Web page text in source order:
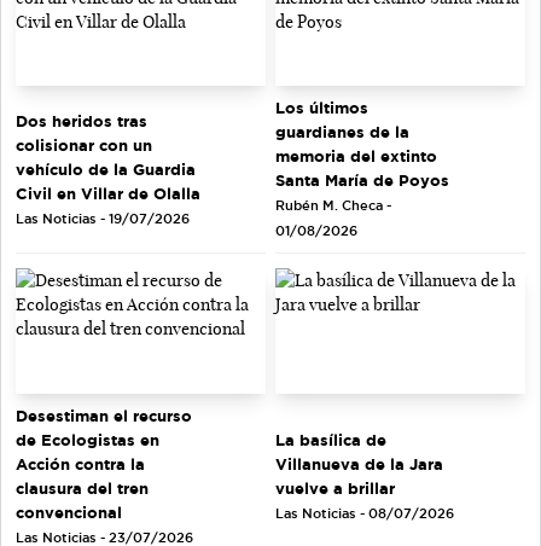
Dos heridos tras
colisionar con un
vehículo de la Guardia
Civil en Villar de Olalla
Las Noticias - 19/07/2026
Los últimos
guardianes de la
memoria del extinto
Santa María de Poyos
Rubén M. Checa -
01/08/2026
Desestiman el recurso
de Ecologistas en
Acción contra la
clausura del tren
convencional
Las Noticias - 23/07/2026
La basílica de
Villanueva de la Jara
vuelve a brillar
Las Noticias - 08/07/2026